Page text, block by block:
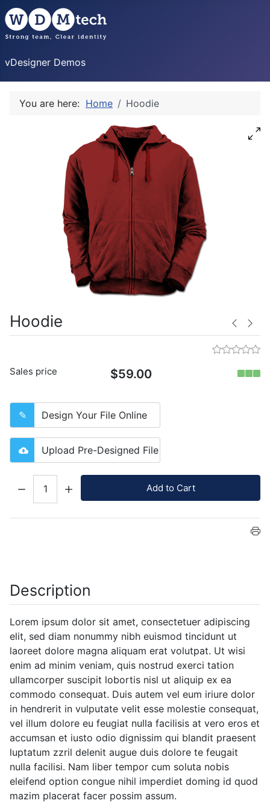
vDesigner Demos
You are here: Home Hoodie
Hoodie
Sales price $59.00
Design Your File Online
Upload Pre-Designed File
Add to Cart
Description
Lorem ipsum dolor sit amet, consectetuer adipiscing
elit, sed diam nonummy nibh euismod tincidunt ut
laoreet dolore magna aliquam erat volutpat. Ut wisi
enim ad minim veniam, quis nostrud exerci tation
ullamcorper suscipit lobortis nisl ut aliquip ex ea
commodo consequat. Duis autem vel eum iriure dolor
in hendrerit in vulputate velit esse molestie consequat,
vel illum dolore eu feugiat nulla facilisis at vero eros et
accumsan et iusto odio dignissim qui blandit praesent
luptatum zzril delenit augue duis dolore te feugait
nulla facilisi. Nam liber tempor cum soluta nobis
eleifend option congue nihil imperdiet doming id quod
mazim placerat facer possim assum.